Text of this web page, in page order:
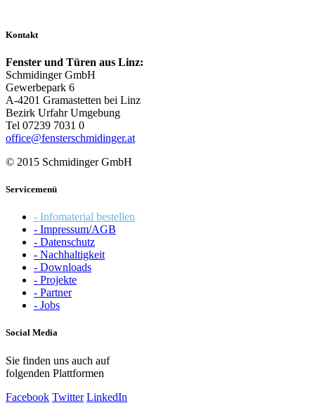
Kontakt
Fenster und Türen aus Linz:
Schmidinger GmbH
Gewerbepark 6
A-4201 Gramastetten bei Linz
Bezirk Urfahr Umgebung
Tel 07239 7031 0
office@fensterschmidinger.at
© 2015 Schmidinger GmbH
Servicemenü
- Infomaterial bestellen
- Impressum/AGB
- Datenschutz
- Nachhaltigkeit
- Downloads
- Projekte
- Partner
- Jobs
Social Media
Sie finden uns auch auf
folgenden Plattformen
Facebook Twitter LinkedIn